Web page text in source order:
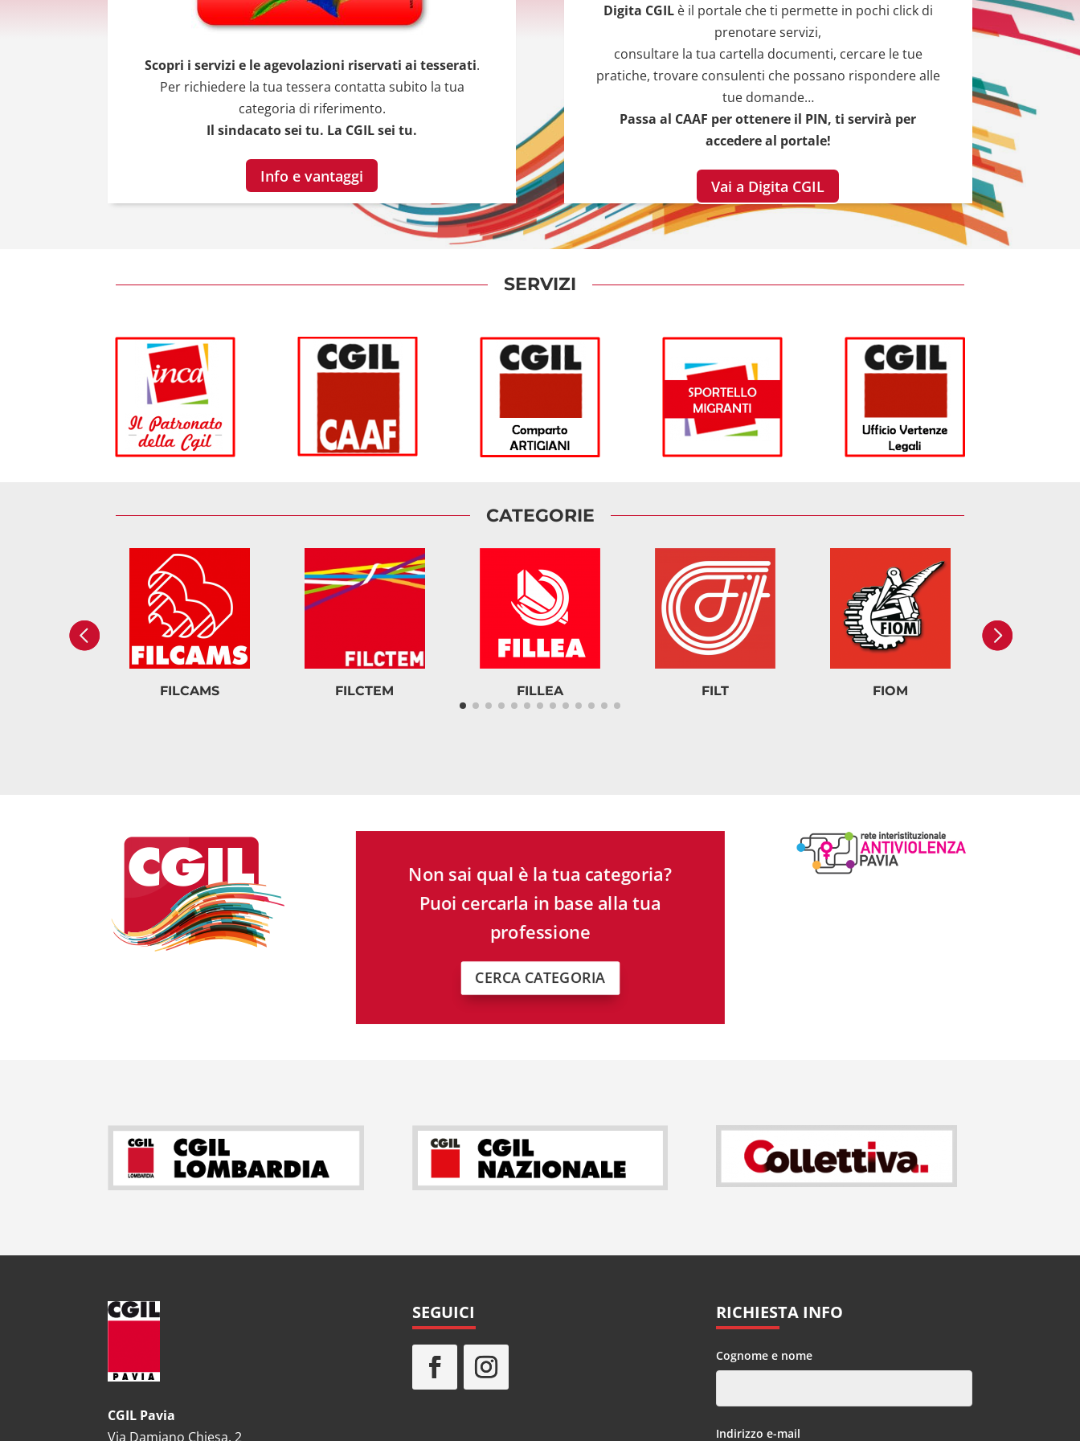
Scopri i servizi e le agevolazioni riservati ai tesserati.
Per richiedere la tua tessera contatta subito la tua
categoria di riferimento.
Il sindacato sei tu. La CGIL sei tu.
Info e vantaggi
Digita CGILè il portale che ti permette in pochi click di
prenotare servizi,
consultare la tua cartella documenti, cercare le tue
pratiche, trovare consulenti che possano rispondere alle
tue domande…
Passa al CAAF per ottenere il PIN, ti servirà per
accedere al portale!
Vai a Digita CGIL
SERVIZI
CATEGORIE
FILCAMS FILCTEM FILLEA FILT FIOM
Non sai qual è la tua categoria?
Puoi cercarla in base alla tua
professione
CERCA CATEGORIA
CGIL Pavia
Via Damiano Chiesa, 2
SEGUICI RICHIESTA INFO
Cognome e nome
Indirizzo e-mail